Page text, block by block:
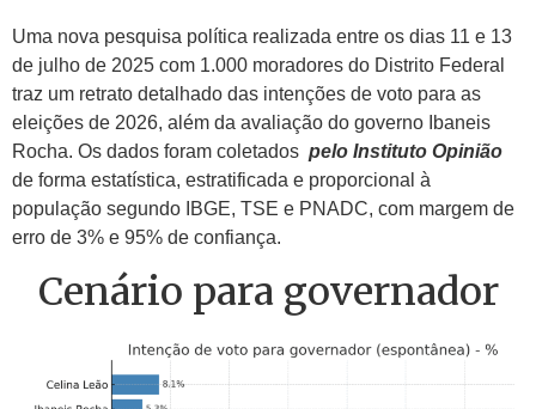
Uma nova pesquisa política realizada entre os dias 11 e 13
de julho de 2025 com 1.000 moradores do Distrito Federal
traz um retrato detalhado das intenções de voto para as
eleições de 2026, além da avaliação do governo Ibaneis
Rocha. Os dados foram coletados pelo Instituto Opinião
de forma estatística, estratificada e proporcional à
população segundo IBGE, TSE e PNADC, com margem de
erro de 3% e 95% de confiança.
Cenário para governador